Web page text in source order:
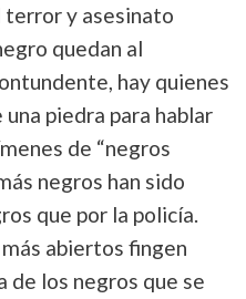
terror y asesinato
quedan al
hay quienes
piedra para hablar
de “negros
negros han sido
que por la policía.
abiertos fingen
de los negros que se